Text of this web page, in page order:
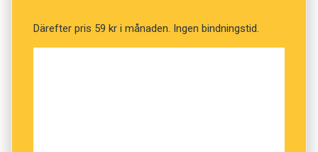
Därefter pris 59 kr i månaden. Ingen bindningstid.